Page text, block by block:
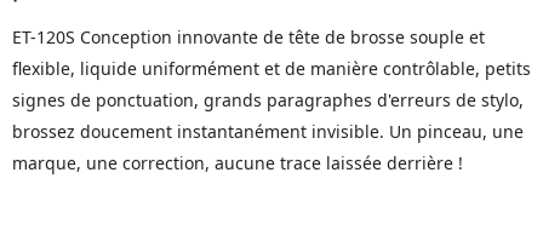
ET-120S Conception innovante de tête de brosse souple et
flexible, liquide uniformément et de manière contrôlable, petits
signes de ponctuation, grands paragraphes d'erreurs de stylo,
brossez doucement instantanément invisible. Un pinceau, une
marque, une correction, aucune trace laissée derrière !